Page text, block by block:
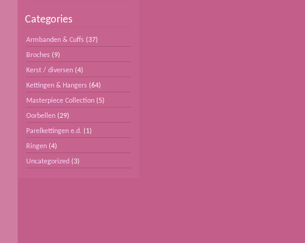
Categories
Armbanden & Cuffs (37)
Broches (9)
Kerst / diversen (4)
Kettingen & Hangers (64)
Masterpiece Collection (5)
Oorbellen (29)
Parelkettingen e.d. (1)
Ringen (4)
Uncategorized (3)